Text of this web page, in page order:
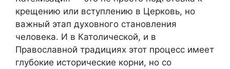
крещению или вступлению в Церковь, но
важный этап духовного становления
человека. И в Католической, и в
Православной традициях этот процесс имеет
глубокие исторические корни, но со